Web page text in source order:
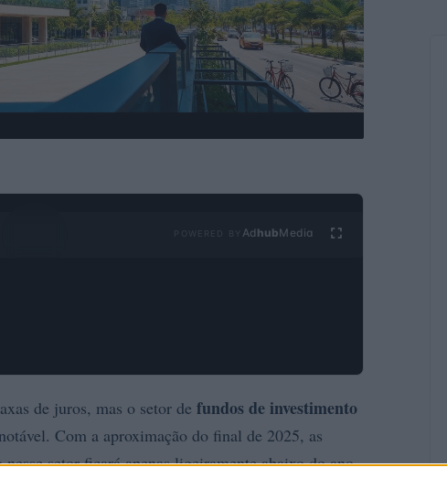
Ad hubMedia
de juros, mas o setor de fundos de investimento
Com a aproximação do final de 2025, as
setor ficará apenas ligeiramente abaixo do ano